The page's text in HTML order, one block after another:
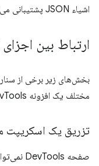
اشیاء JSON پشتیبانی می‌کند.
ارتباط بین اجزای
بخش‌های زیر برخی از
مختلف یک افزونه DevTools را شرح می‌دهند.
تزریق یک اسکریپت
صفحه DevTools نمی‌تواند مستقیماً